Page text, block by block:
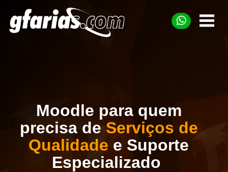
Moodle para quem
precisa de Serviços de
Qualidade e Suporte
Especializado